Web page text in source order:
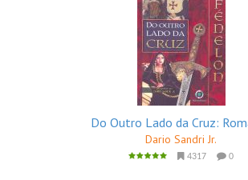
Do Outro Lado da Cruz:
Dario Sandri Jr.
4317 0